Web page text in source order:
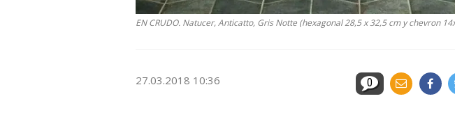
EN CRUDO. Natucer, Anticatto, Gris Notte (hexagonal 28,5 x 32,5 cm y chevron
27.03.2018 10:36 0